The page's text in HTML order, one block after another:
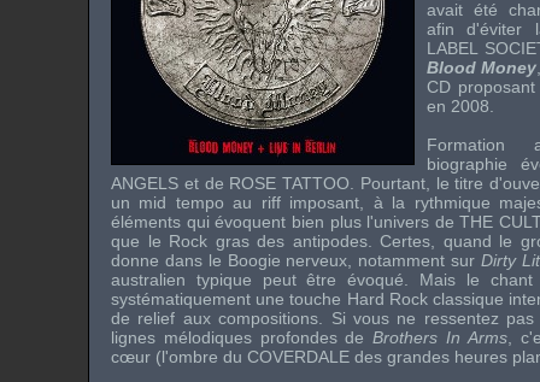
avait été
afin d'éviter
LABEL
Blood Money
CD
en 2008.
Formation
biographie
ANGELS et de ROSE TATTOO . Pourtant, le titre
un mid tempo au riff imposant, à la rythmique
éléments qui évoquent bien plus l'univers deTHE CULT
que le Rock gras des antipodes. Certes, quand le
donne dans le Boogie nerveux, notamment sur Dirty
australien typique peut être évoqué. Mais le
systématiquement une touche Hard Rockclassique
de relief aux compositions. Si vous ne ressentez
lignes mélodiques profondes deBrothers In Arms ,
cœur (l'ombre du COVERDALE des grandes heures